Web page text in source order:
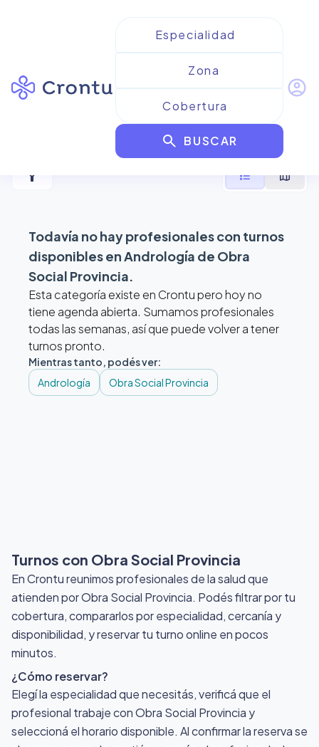
search BUSCAR
account_circle
Resultados paraAndrología
de Obra Social Provincia
filter_alt format_list_bulleted map
Todavía no hay profesionales con turnos
disponibles enAndrología de Obra
Social Provincia.
Esta categoría existe en Crontu pero hoy no
tiene agenda abierta. Sumamos profesionales
todas las semanas, así que puede volver a tener
turnos pronto.
Mientras tanto, podés ver:
Andrología
Obra Social Provincia
Turnos con Obra Social Provincia
En Crontu reunimos profesionales de la salud que
atienden por Obra Social Provincia. Podés filtrar por tu
cobertura, compararlos por especialidad, cercanía y
disponibilidad, y reservar tu turno online en pocos
minutos.
¿Cómo reservar?
Elegí la especialidad que necesitás, verificá que el
profesional trabaje con Obra Social Provincia y
seleccioná el horario disponible. Al confirmar la reserva se